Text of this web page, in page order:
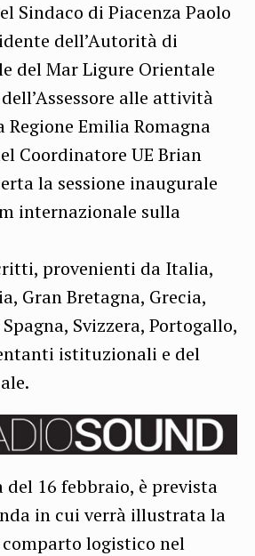
Sindaco di Piacenza Paolo
dell’Autorità di
del Mar Ligure Orientale
alle attività
Emilia Romagna
Coordinatore UE Brian
la sessione inaugurale
internazionale sulla
provenienti da Italia,
Gran Bretagna, Grecia,
Svizzera, Portogallo,
istituzionali e del
16 febbraio, è prevista
in cui verrà illustrata la
logistico nel